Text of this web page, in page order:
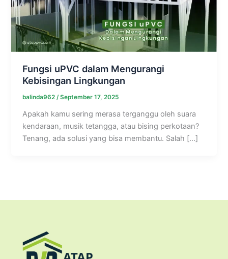
Fungsi uPVC dalam Mengurangi
Kebisingan Lingkungan
balinda962/September 17, 2025
Apakah kamu sering merasa terganggu oleh suara
kendaraan, musik tetangga, atau bising perkotaan?
Tenang, ada solusi yang bisa membantu. Salah […]